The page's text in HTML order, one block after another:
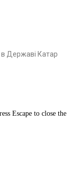
Державі Катар
Escape to close the